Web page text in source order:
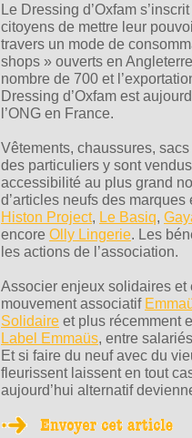
Le Dressing d’Oxfam
citoyens de mettre leur
travers un mode de
shops » ouverts en
nombre de 700 et
Dressing d’Oxfam est
l’ONG en France.
Vêtements, chaussures,
des particuliers y sont
accessibilité au plus grand
d’articles neufs des
Histon Project, Le Basiq,
encore Olly Lingerie. Les
les actions de l’association.
Associer enjeux solidaires
mouvement associatif
Solidaire et plus récemment
Label Emmaüs, entre
Et si faire du neuf avec du
fleurissent laissent en tout
aujourd’hui alternatif